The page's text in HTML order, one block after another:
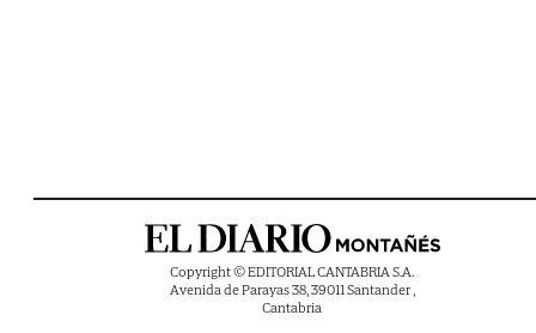
Copyright © EDITORIAL CANTABRIA S.A.
Avenida de Parayas 38, 39011 Santander ,
Cantabria